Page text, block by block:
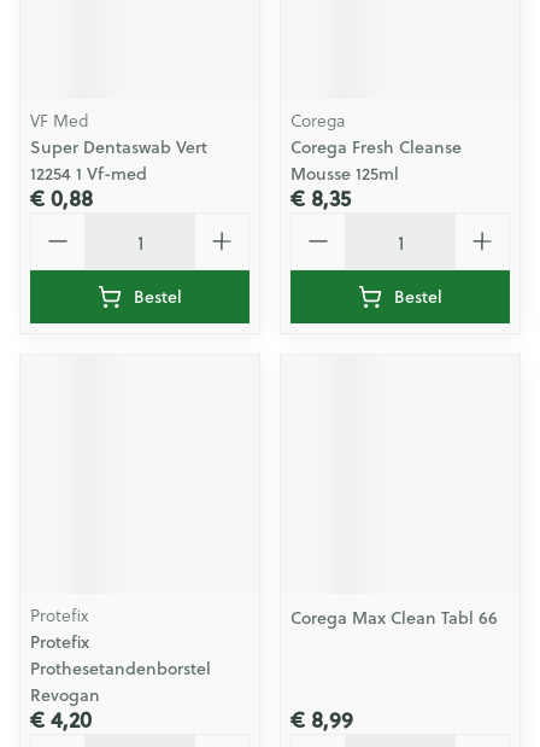
VF Med
Super Dentaswab Vert
12254 1 Vf-med
€ 0,88
Bestel
Corega
Corega Fresh Cleanse
Mousse 125ml
€ 8,35
Bestel
Protefix
Protefix
Prothesetandenborstel
Revogan
€ 4,20
Corega Max Clean Tabl 66
€ 8,99